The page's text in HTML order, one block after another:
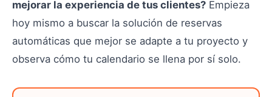
mejorar la experiencia de tus clientes? Empieza
hoy mismo a buscar la solución de reservas
automáticas que mejor se adapte a tu proyecto y
observa cómo tu calendario se llena por sí solo.